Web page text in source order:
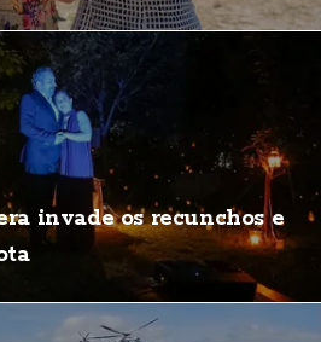
invade os recunchos e